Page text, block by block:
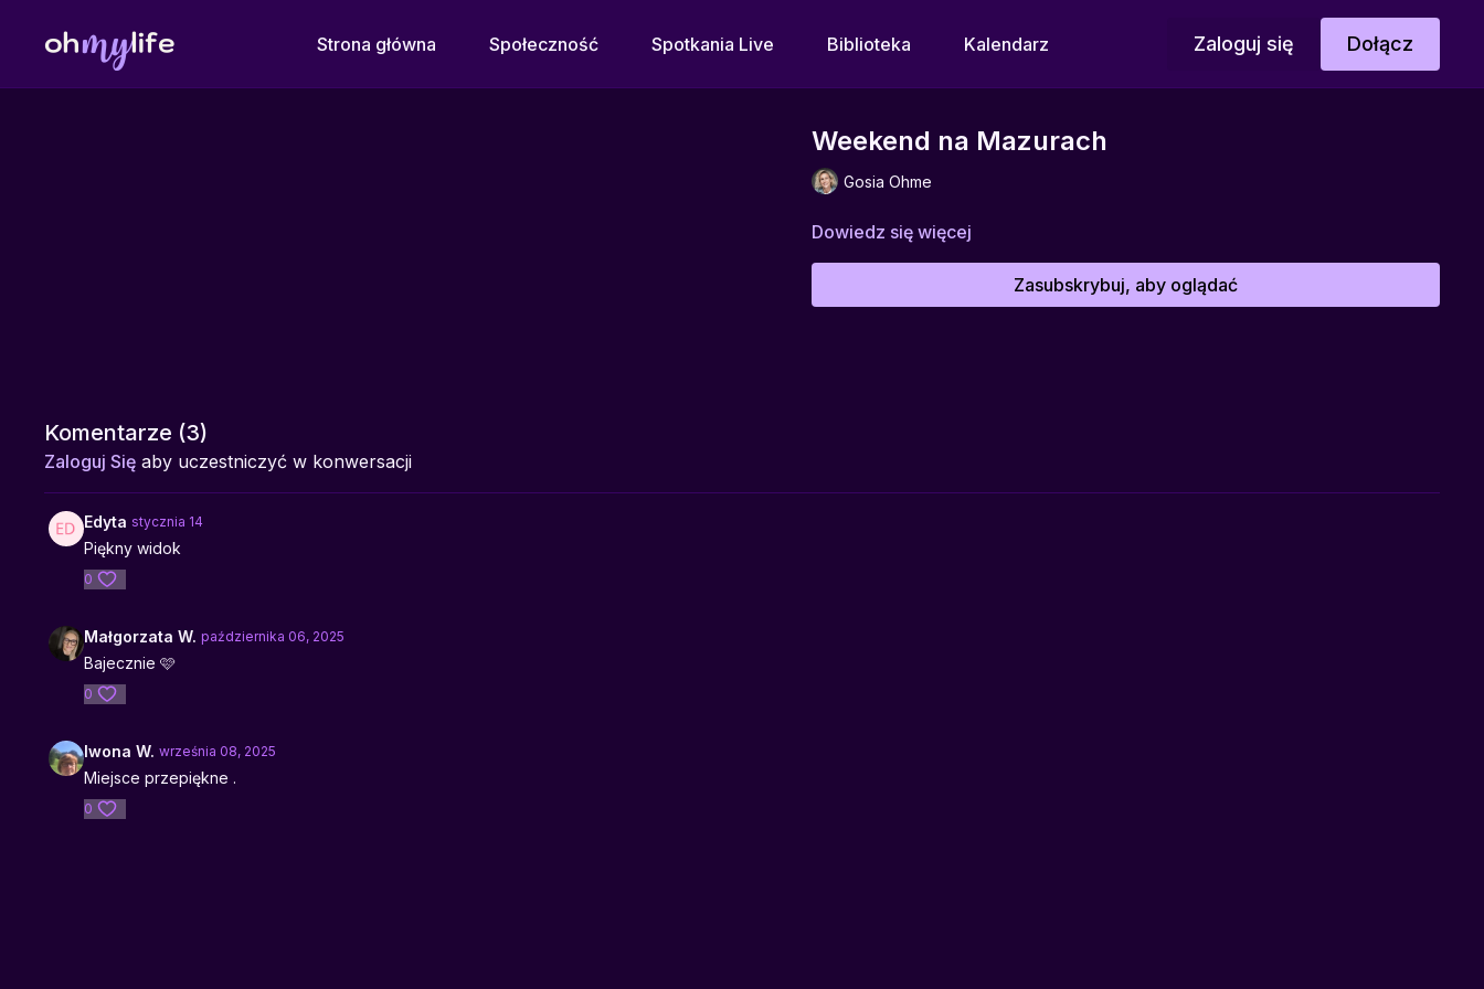
Strona główna Społeczność Spotkania Live Biblioteka Kalendarz Zaloguj się Dołącz
Weekend na Mazurach
Gosia Ohme
Dowiedz się więcej
Zasubskrybuj, aby oglądać
Komentarze (3)
Zaloguj Się aby uczestniczyć w konwersacji
Edyta stycznia 14
Piękny widok
0
Małgorzata W. października 06, 2025
Bajecznie 🩷
0
Iwona W. września 08, 2025
Miejsce przepiękne .
0